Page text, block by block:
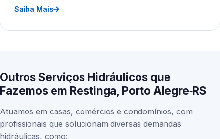
Saiba Mais
Outros Serviços Hidráulicos que
Fazemos em Restinga, Porto Alegre‑RS
Atuamos em casas, comércios e condomínios, com
profissionais que solucionam diversas demandas
hidráulicas, como: